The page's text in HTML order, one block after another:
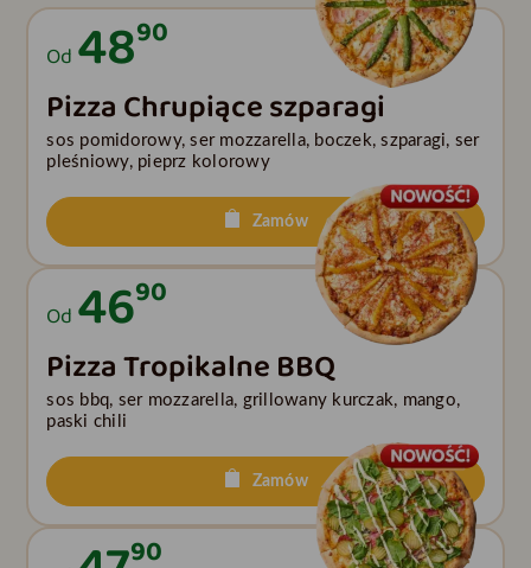
Od 4890
Pizza Chrupiące szparagi
sos pomidorowy, ser mozzarella, boczek, szparagi, ser
pleśniowy, pieprz kolorowy
Zamów
Od 4690
Pizza Tropikalne BBQ
sos bbq, ser mozzarella, grillowany kurczak, mango,
paski chili
Zamów
90